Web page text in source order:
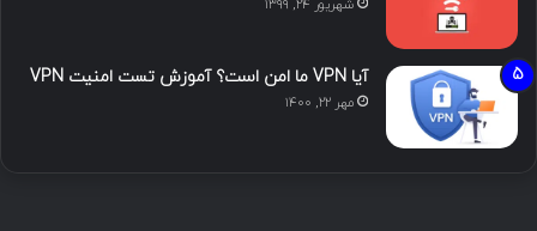
شهریور ۲۴, ۱۳۹۹
آیا VPN ما امن است؟ آموزش تست امنیت VPN
مهر ۲۲, ۱۴۰۰